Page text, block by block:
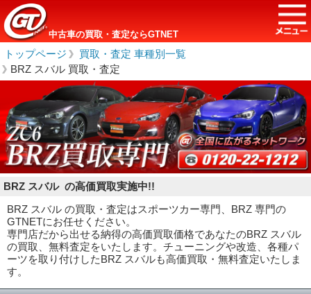
中古車の買取・査定ならGTNET
トップページ ＞
買取・査定 車種別一覧
＞
BRZ スバル 買取・査定
BRZ スバル の高価買取実施中!!
BRZ スバル の買取・査定はスポーツカー専門、BRZ 専門の
GTNETにお任せください。
専門店だから出せる納得の高価買取価格であなたのBRZ スバル
の買取、無料査定をいたします。チューニングや改造、各種パ
ーツを取り付けしたBRZ スバルも高価買取・無料査定いたしま
す。